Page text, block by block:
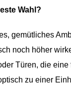
Wahl?
gemütliches
noch höher
Türen, die
zu einer